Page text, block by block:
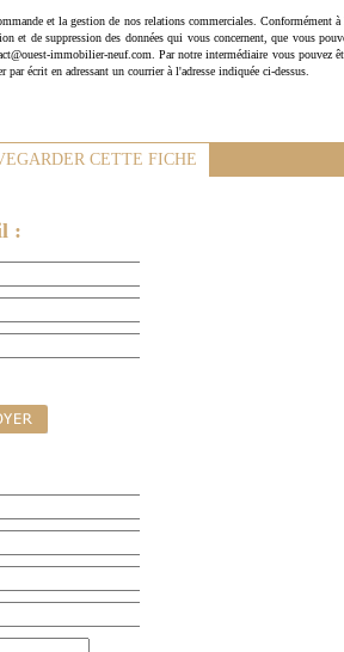
et la gestion de nos relations commerciales. Conformément à
de suppression des données qui vous concernent, que vous
immobilier-neuf.com. Par notre intermédiaire vous pouvez
écrit en adressant un courrier à l'adresse indiquée ci-dessus.
CETTE FICHE
: